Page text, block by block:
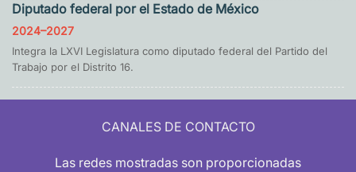
Diputado federal por el Estado de México
2024–2027
Integra la LXVI Legislatura como diputado federal del Partido del
Trabajo por el Distrito 16.
CANALES DE CONTACTO
Las redes mostradas son proporcionadas